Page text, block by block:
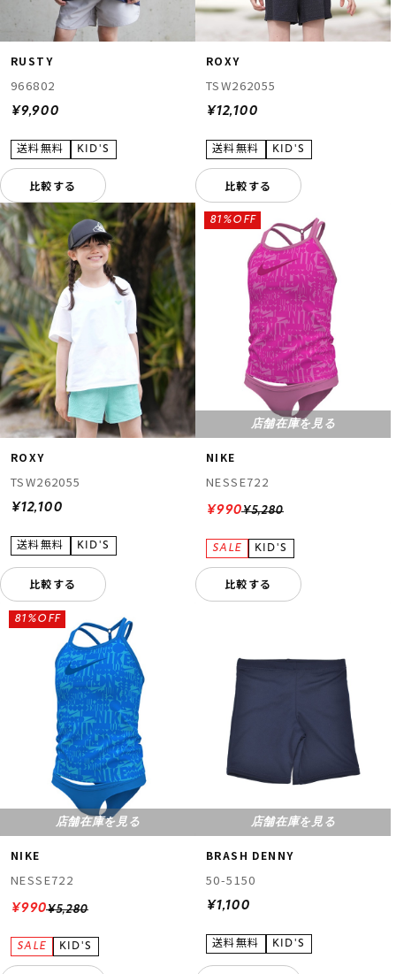
RUSTY
966802
¥9,900
比較する
ROXY
TSW262055
¥12,100
比較する
ROXY
TSW262055
¥12,100
比較する
店舗在庫を見る
NIKE
NESSE722
¥5,280
81%OFF
¥990
比較する
店舗在庫を見る
NIKE
NESSE722
¥5,280
81%OFF
¥990
店舗在庫を見る
BRASH DENNY
50-5150
¥1,100